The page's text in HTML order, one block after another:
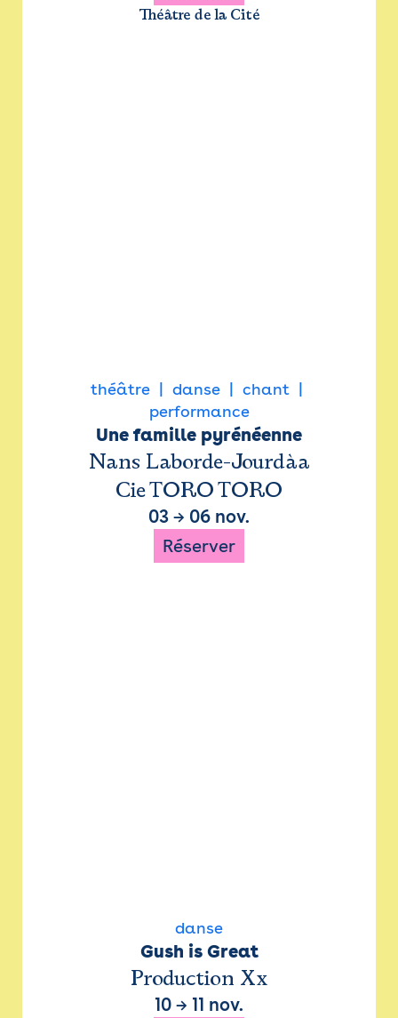
Théâtre de la Cité
théâtre danse
chant
performance
Une famille pyrénéenne
Nans Laborde-Jourdàa
Cie TORO TORO
03 → 06 nov.
Réserver
danse
Gush is Great
Production Xx
10 → 11 nov.